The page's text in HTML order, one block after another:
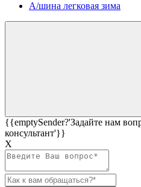
А/шина легковая зима
{{emptySender?'Задайте нам
консультант'}}
Х